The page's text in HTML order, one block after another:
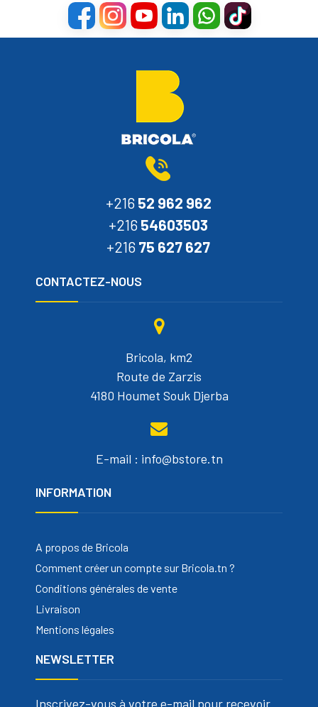
+216 52 962 962
+216 54603503
+216 75 627 627
CONTACTEZ-NOUS
Bricola, km2
Route de Zarzis
4180 Houmet Souk Djerba
E-mail : info@bstore.tn
INFORMATION
A propos de Bricola
Comment créer un compte sur Bricola.tn ?
Conditions générales de vente
Livraison
Mentions légales
NEWSLETTER
Inscrivez-vous à votre e-mail pour recevoir